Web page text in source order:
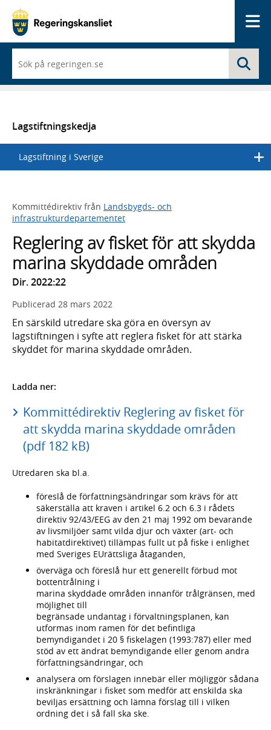
du
börjar
skriva
en
lista
med
sökförslag
Lagstiftningskedja
Lagstiftning i Sverige
Kommittédirektiv från Landsbygds- och
infrastrukturdepartementet
Reglering av fisket för att skydda
marina skyddade områden
Dir. 2022:22
Publicerad 28 mars 2022
En särskild utredare ska göra en översyn av
lagstiftningen i syfte att reglera fisket för att stärka
skyddet för marina skyddade områden.
Ladda ner:
Kommittédirektiv Reglering av fisket för
att skydda marina skyddade områden
(pdf 182 kB)
Utredaren ska bl.a.
föreslå de författningsändringar som krävs för att
säkerställa att kraven i artikel 6.2 och 6.3 i rådets
direktiv 92/43/EEG av den 21 maj 1992 om bevarande
av livsmiljöer samt vilda djur och växter (art- och
habitatdirektivet) tillämpas fullt ut på fiske i enlighet
med Sveriges EUrättsliga åtaganden,
överväga och föreslå hur ett generellt förbud mot
bottentrålning i
marina skyddade områden innanför trålgränsen, med
möjlighet till
begränsade undantag i förvaltningsplanen, kan
utformas inom ramen för det befintliga
bemyndigandet i 20 § fiskelagen (1993:787) eller med
stöd av ett ändrat bemyndigande eller genom andra
författningsändringar, och
analysera om förslagen innebär eller möjliggör sådana
inskränkningar i fisket som medför att enskilda ska
beviljas ersättning och lämna förslag till i vilken
ordning det i så fall ska ske.